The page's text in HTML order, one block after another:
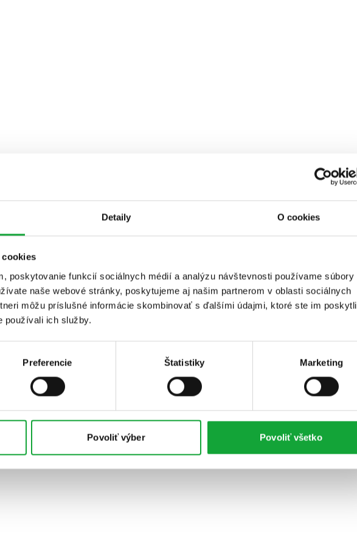
Detaily O cookies
poskytovanie funkcií sociálnych médií a analýzu návštevnosti používame súbory
naše webové stránky, poskytujeme aj našim partnerom v oblasti sociálnych
môžu príslušné informácie skombinovať s ďalšími údajmi, ktoré ste im poskytli
používali ich služby.
Preferencie Štatistiky Marketing
Povoliť výber Povoliť všetko